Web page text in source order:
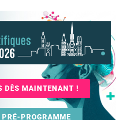
DÈS MAINTENANT !
PROGRAMME